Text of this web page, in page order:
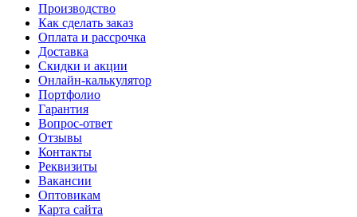
Производство
Как сделать заказ
Оплата и рассрочка
Доставка
Скидки и акции
Онлайн-калькулятор
Портфолио
Гарантия
Вопрос-ответ
Отзывы
Контакты
Реквизиты
Вакансии
Оптовикам
Карта сайта